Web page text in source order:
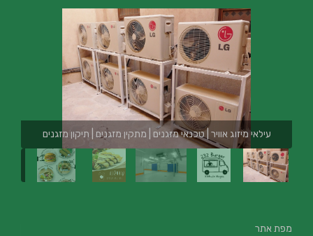
עילאי מיזוג אוויר | טכנאי מזגנים | מתקין מזגנים | תיקון מזגנים
מפת אתר